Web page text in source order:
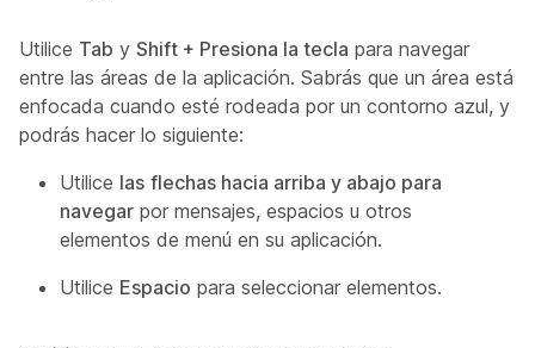
Utilice Tab y Shift + Presiona la tecla para navegar
entre las áreas de la aplicación. Sabrás que un área está
enfocada cuando esté rodeada por un contorno azul, y
podrás hacer lo siguiente:
Utilice las flechas hacia arriba y abajo para
navegar por mensajes, espacios u otros
elementos de menú en su aplicación.
Utilice Espacio para seleccionar elementos.